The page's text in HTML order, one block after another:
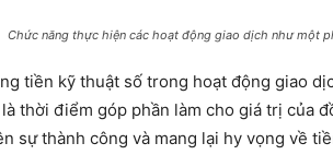
Chức năng thực hiện các hoạt động giao dịch như một
tiền kỹ thuật số trong hoạt động giao
thời điểm góp phần làm cho giá trị của
sự thành công và mang lại hy vọng về